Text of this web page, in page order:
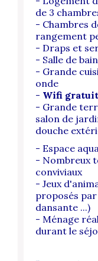
de 3
- Chambres
rangement
- Draps et
- Salle de
- Grande
onde
- Wifi
- Grande
salon de
douche
- Espace
- Nombreux
conviviaux
- Jeux
proposés
dansante ...)
- Ménage
durant le